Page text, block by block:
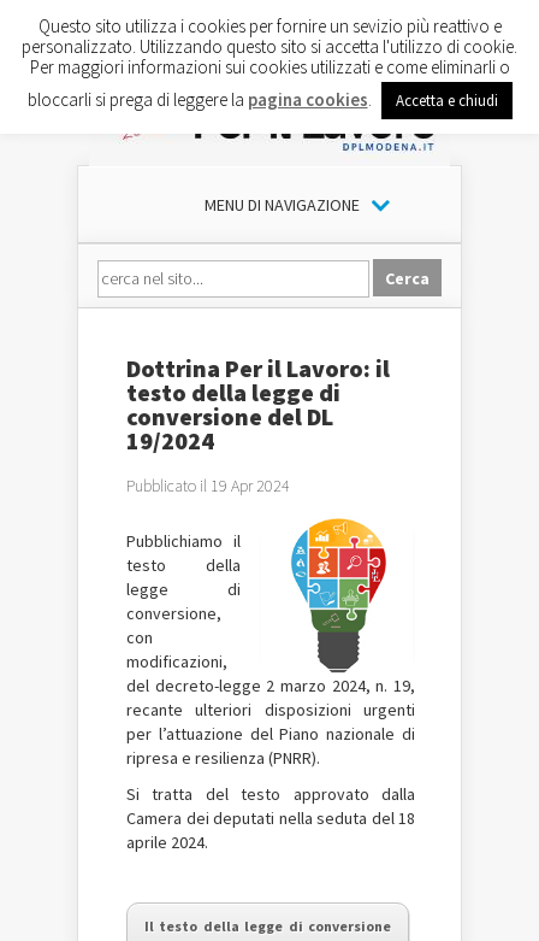
MENU DI NAVIGAZIONE
Dottrina Per il Lavoro: il
testo della legge di
conversione del DL
19/2024
Pubblicato il 19 Apr 2024
Pubblichiamo il
testo della
legge di
conversione,
con
modificazioni,
del decreto-legge 2 marzo 2024, n. 19,
recante ulteriori disposizioni urgenti
per l’attuazione del Piano nazionale di
ripresa e resilienza (PNRR).
Si tratta del testo approvato dalla
Camera dei deputati nella seduta del 18
aprile 2024.
Il testo della legge di conversione
Questo sito utilizza i cookies per fornire un sevizio più reattivo e
personalizzato. Utilizzando questo sito si accetta l'utilizzo di cookie.
Per maggiori informazioni sui cookies utilizzati e come eliminarli o
bloccarli si prega di leggere la pagina cookies Accetta e chiudi